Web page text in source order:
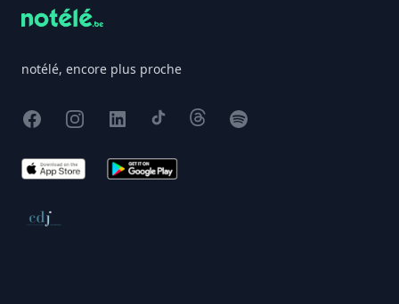
notélé, encore plus proche
FacebookInstagram
X TikTokThreadsSpotify
App Store Google Play
Conseil de déontologie journalistique